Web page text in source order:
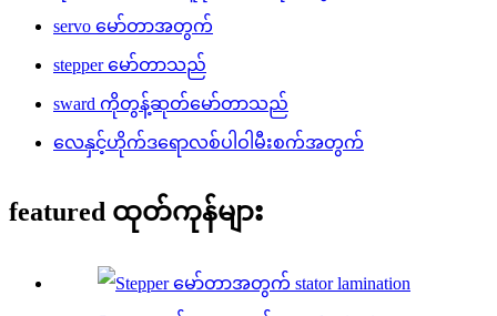
servo မော်တာအတွက်
stepper မော်တာသည်
sward ကိုတွန့်ဆုတ်မော်တာသည်
လေနှင့်ဟိုက်ဒရောလစ်ပါဝါမီးစက်အတွက်
featured ထုတ်ကုန်များ